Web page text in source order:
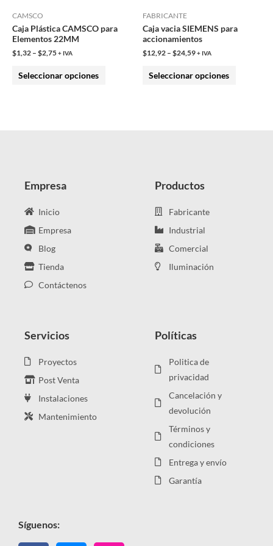
CAMSCO
Caja Plástica CAMSCO para
Elementos 22MM
$1,32 – $2,75+ IVA
Seleccionar opciones
elegir
FABRICANTE
Caja vacia SIEMENS para
accionamientos
$12,92 – $24,59+ IVA
Seleccionar opciones
elegir
Empresa
Inicio
Empresa
Blog
Tienda
Contáctenos
Productos
Fabricante
Industrial
Comercial
Iluminación
Servicios
Proyectos
Post Venta
Instalaciones
Mantenimiento
Políticas
Politica de
privacidad
Cancelación y
devolución
Términos y
condiciones
Entrega y envío
Garantía
Síguenos: